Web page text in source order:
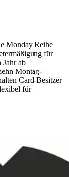
Monday Reihe
für
Jahr ab
Montag-
Card-Besitzer
für